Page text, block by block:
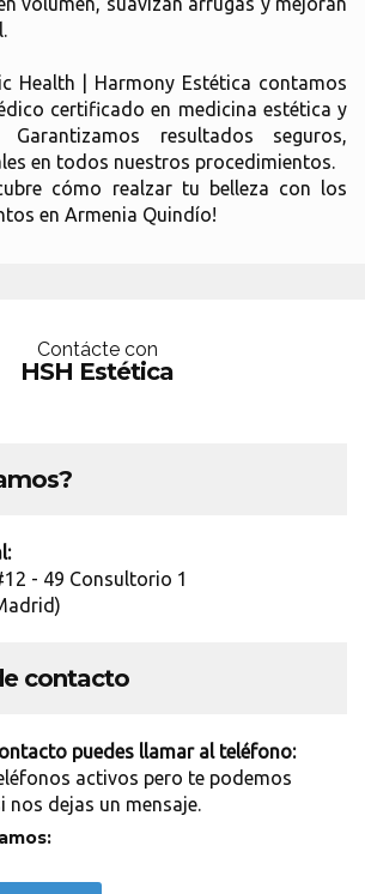
Health | Harmony Estética contamos
certificado en medicina estética y
Garantizamos resultados seguros,
en todos nuestros procedimientos.
cómo realzar tu belleza con los
en Armenia Quindío!
Contácte con
HSH Estética
- 49 Consultorio 1
contacto
puedes llamar al teléfono:
activos pero te podemos
dejas un mensaje.